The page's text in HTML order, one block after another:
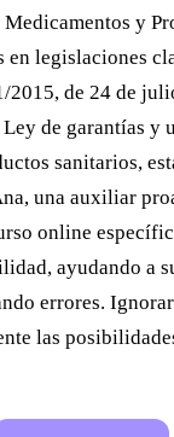
y
en legislaciones
de 24 de
de garantías y
sanitarios,
una auxiliar
online
ayudando a
errores.
las